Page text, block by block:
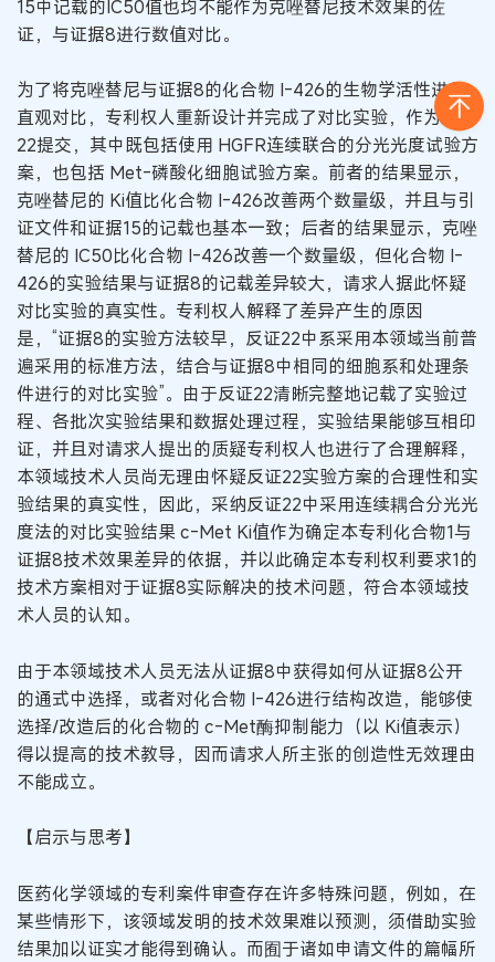
15中记载的IC50值也均不能作为克唑替尼技术效果的佐
证，与证据8进行数值对比。
为了将克唑替尼与证据8的化合物 I-426的生物学活性进行
直观对比，专利权人重新设计并完成了对比实验，作为反证
22提交，其中既包括使用 HGFR连续联合的分光光度试验方
案，也包括 Met-磷酸化细胞试验方案。前者的结果显示，
克唑替尼的 Ki值比化合物 I-426改善两个数量级，并且与引
证文件和证据15的记载也基本一致；后者的结果显示，克唑
替尼的 IC50比化合物 I-426改善一个数量级，但化合物 I-
426的实验结果与证据8的记载差异较大，请求人据此怀疑
对比实验的真实性。专利权人解释了差异产生的原因
是，“证据8的实验方法较早，反证22中系采用本领域当前普
遍采用的标准方法，结合与证据8中相同的细胞系和处理条
件进行的对比实验”。由于反证22清晰完整地记载了实验过
程、各批次实验结果和数据处理过程，实验结果能够互相印
证，并且对请求人提出的质疑专利权人也进行了合理解释，
本领域技术人员尚无理由怀疑反证22实验方案的合理性和实
验结果的真实性，因此，采纳反证22中采用连续耦合分光光
度法的对比实验结果 c-Met Ki值作为确定本专利化合物1与
证据8技术效果差异的依据，并以此确定本专利权利要求1的
技术方案相对于证据8实际解决的技术问题，符合本领域技
术人员的认知。
由于本领域技术人员无法从证据8中获得如何从证据8公开
的通式中选择，或者对化合物 I-426进行结构改造，能够使
选择/改造后的化合物的 c-Met酶抑制能力（以 Ki值表示）
得以提高的技术教导，因而请求人所主张的创造性无效理由
不能成立。
【启示与思考】
医药化学领域的专利案件审查存在许多特殊问题，例如，在
某些情形下，该领域发明的技术效果难以预测，须借助实验
结果加以证实才能得到确认。而囿于诸如申请文件的篇幅所